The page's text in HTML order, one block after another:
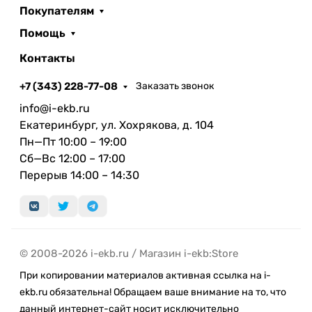
переработанного алюминия, 100%
переработанного кобальта, 100% переработанной
меди и стекла.
Беспроводные и проводные
инновации
iPhone 15 Plus предлагает быстрое и стабильное
интернет-соединение, обеспечивая мгновенную
загрузку контента и высокое качество
видеозвонков. А на смену порту Lightning
Совместимость с новым поколением
делает iPhone 15 Plus центром вашей мобильной
вселенной, обеспечивая максимальный комфорт
Покупателям
Помощь
Контакты
+7 (343) 228-77-08 Заказать звонок
info@i-ekb.ru
Екатеринбург, ул. Хохрякова, д. 104
Пн—Пт 10:00 – 19:00
Сб—Вс 12:00 – 17:00
Перерыв 14:00 – 14:30
© 2008-2026 i-ekb.ru / Магазин i-ekb:Store
При копировании материалов активная ссылка на i-
ekb.ru обязательна! Обращаем ваше внимание на то, что
данный интернет-сайт носит исключительно